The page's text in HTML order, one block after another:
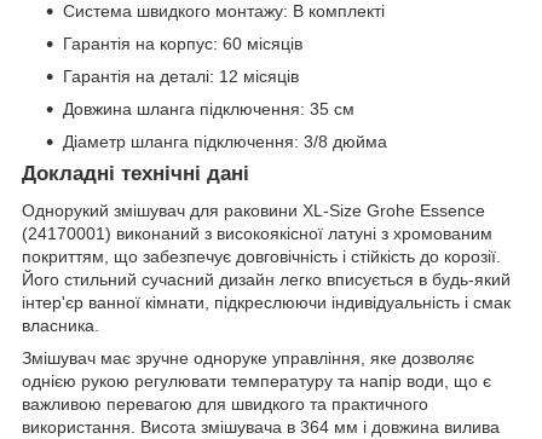
Система швидкого монтажу: В комплекті
Гарантія на корпус: 60 місяців
Гарантія на деталі: 12 місяців
Довжина шланга підключення: 35 см
Діаметр шланга підключення: 3/8 дюйма
Докладні технічні дані
Однорукий змішувач для раковини XL-Size Grohe Essence
(24170001) виконаний з високоякісної латуні з хромованим
покриттям, що забезпечує довговічність і стійкість до корозії.
Його стильний сучасний дизайн легко вписується в будь-який
інтер'єр ванної кімнати, підкреслюючи індивідуальність і смак
власника.
Змішувач має зручне одноруке управління, яке дозволяє
однією рукою регулювати температуру та напір води, що є
важливою перевагою для швидкого та практичного
використання. Висота змішувача в 364 мм і довжина вилива